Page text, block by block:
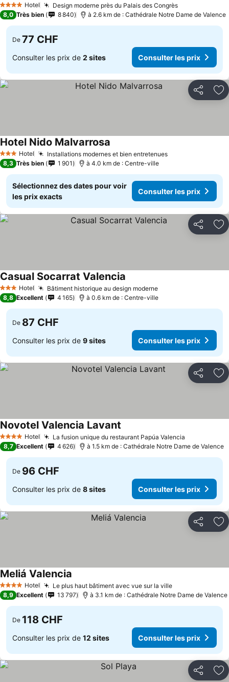
4 Étoiles Hotel Design moderne près du Palais des Congrès
8,0 Très bien 8 840 à 2.6 km de : Cathédrale Notre Dame de Valence
De 77 CHF
Consulter les prix de 2 sites Consulter les prix
Partager
3 ÉtoilesHotel Installations modernes et bien entretenues
Hotel Nido Malvarrosa
8,3 Très bien 1 901 à 4.0 km de : Centre-ville
Sélectionnez des dates pour voir
les prix exacts
Consulter les prix
Partager
3 ÉtoilesHotel Bâtiment historique au design moderne
Casual Socarrat Valencia
8,8 Excellent 4 165 à 0.6 km de : Centre-ville
De 87 CHF
Consulter les prix de 9 sites Consulter les prix
Partager
4 Étoiles Hotel La fusion unique du restaurant Papúa Valencia
Novotel Valencia Lavant
8,7 Excellent 4 626 à 1.5 km de : Cathédrale Notre Dame de Valence
De 96 CHF
Consulter les prix de 8 sites Consulter les prix
Partager
4 Étoiles Hotel Le plus haut bâtiment avec vue sur la ville
Meliá Valencia
8,9 Excellent 13 797 à 3.1 km de : Cathédrale Notre Dame de Valence
De 118 CHF
Consulter les prix de 12 sites Consulter les prix
Partager